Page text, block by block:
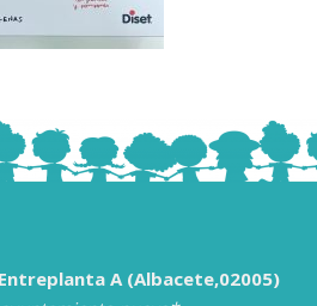
A (Albacete,02005)